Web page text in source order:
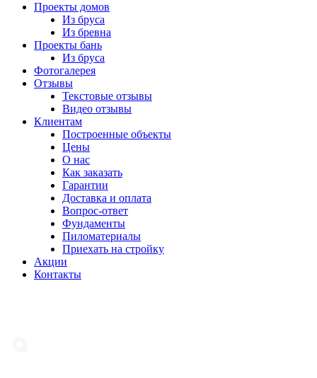
Проекты домов
Из бруса
Из бревна
Проекты бань
Из бруса
Фотогалерея
Отзывы
Текстовые отзывы
Видео отзывы
Клиентам
Построенные объекты
Цены
О нас
Как заказать
Гарантии
Доставка и оплата
Вопрос-ответ
Фундаменты
Пиломатериалы
Приехать на стройку
Акции
Контакты